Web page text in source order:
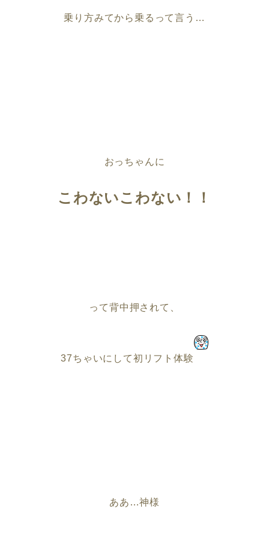
乗り方みてから乗るって言う…
おっちゃんに
こわないこわない！！
って背中押されて、
37ちゃいにして初リフト体験
ああ…神様